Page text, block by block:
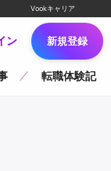
Vookキャリア
ン 新規登録
転職体験記